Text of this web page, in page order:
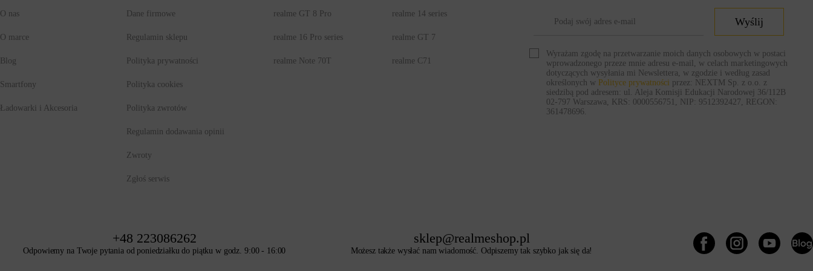
Aparat przedni
8 MP
O nas
O marce
Blog
Smartfony
Ładowarki i Akcesoria
Dane firmowe
Regulamin sklepu
Polityka prywatności
Polityka cookies
Polityka zwrotów
Regulamin dodawania opinii
Zwroty
Zgłoś serwis
realme GT 8 Pro
realme 16 Pro series
realme Note 70T
realme 14 series
realme GT 7
realme C71
Wyślij
Wyrażam zgodę na przetwarzanie moich danych osobowych w postaci
wprowadzonego przeze mnie adresu e-mail, w celach marketingowych
dotyczących wysyłania mi Newslettera, w zgodzie i według zasad
określonych w Polityce prywatności przez: NEXTM Sp. z o.o. z
siedzibą pod adresem: ul. Aleja Komisji Edukacji Narodowej 36/112B
02-797 Warszawa, KRS: 0000556751, NIP: 9512392427, REGON:
361478696.
+48 223086262
Odpowiemy na Twoje pytania od poniedziałku do piątku w godz. 9:00 - 16:00
sklep@realmeshop.pl
Możesz także wysłać nam wiadomość. Odpiszemy tak szybko jak się da!